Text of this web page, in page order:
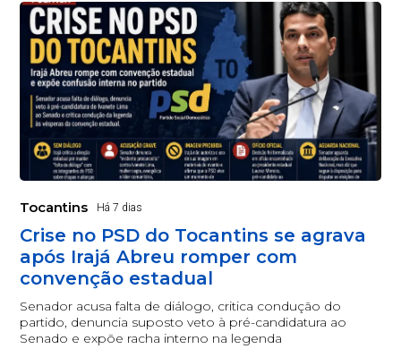
Tocantins Há 7 dias
Crise no PSD do Tocantins se agrava
após Irajá Abreu romper com
convenção estadual
Senador acusa falta de diálogo, critica condução do
partido, denuncia suposto veto à pré-candidatura ao
Senado e expõe racha interno na legenda